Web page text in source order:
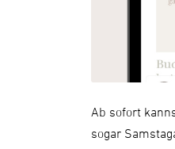
Ab sofort
sogar